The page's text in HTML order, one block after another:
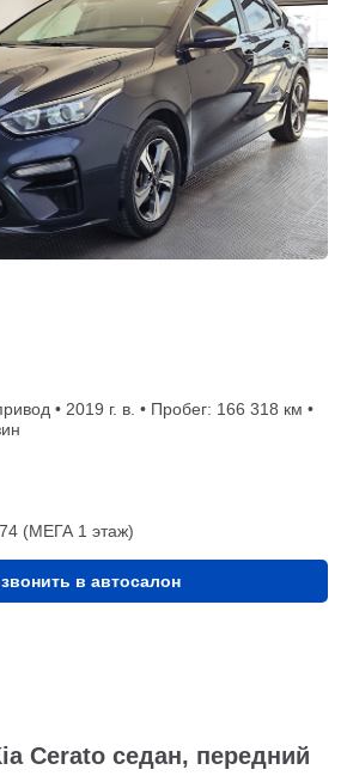
• 2019 г. в. • Пробег: 166 318 км •
(МЕГА 1 этаж)
в автосалон
Cerato седан, передний